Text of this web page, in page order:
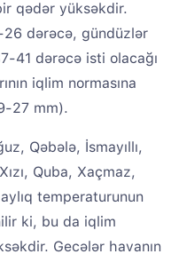
qədər yüksəkdir.
26 dərəcə, gündüzlər
41 dərəcə isti olacağı
iqlim normasına
27 mm).
Qəbələ, İsmayıllı,
Quba, Xaçmaz,
temperaturunun
ki, bu da iqlim
Gecələr havanın